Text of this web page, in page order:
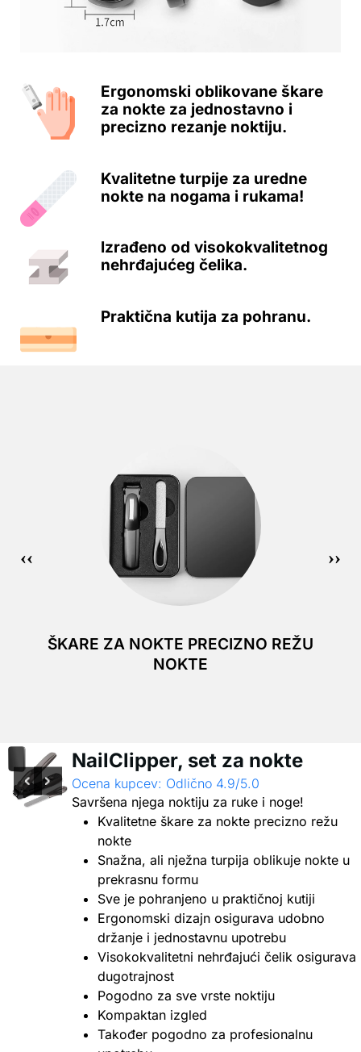
Ergonomski oblikovane škare
za nokte za jednostavno i
precizno rezanje noktiju.
Kvalitetne turpije za uredne
nokte na nogama i rukama!
Izrađeno od visokokvalitetnog
nehrđajućeg čelika.
Praktična kutija za pohranu.
ŠKARE ZA NOKTE PRECIZNO REŽU
NOKTE
NailClipper, set za nokte
Ocena kupcev: Odlično 4.9/5.0
Savršena njega noktiju za ruke i noge!
Kvalitetne škare za nokte precizno režu
nokte
Snažna, ali nježna turpija oblikuje nokte u
prekrasnu formu
Sve je pohranjeno u praktičnoj kutiji
Ergonomski dizajn osigurava udobno
držanje i jednostavnu upotrebu
Visokokvalitetni nehrđajući čelik osigurava
dugotrajnost
Pogodno za sve vrste noktiju
Kompaktan izgled
Također pogodno za profesionalnu